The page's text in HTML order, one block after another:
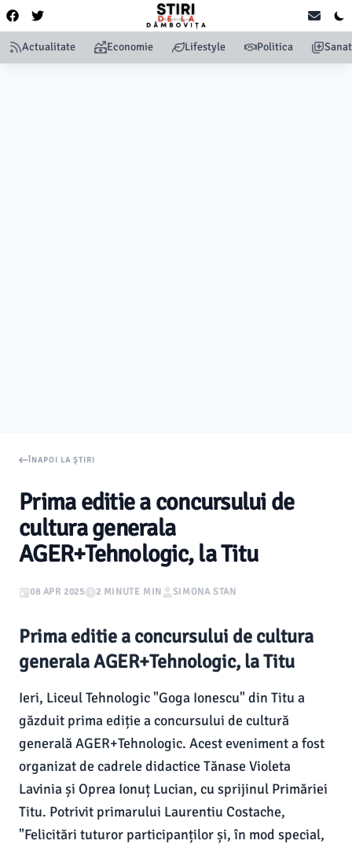
Actualitate Economie Lifestyle Politica
ÎNAPOI LA ȘTIRI
Prima editie a concursului de
cultura generala
AGER+Tehnologic, la Titu
08 APR 2025 2 MINUTE MIN SIMONA STAN
Prima editie a concursului de cultura
generala AGER+Tehnologic, la Titu
Ieri, Liceul Tehnologic "Goga Ionescu" din Titu a
găzduit prima ediție a concursului de cultură
generală AGER+Tehnologic. Acest eveniment a fost
organizat de cadrele didactice Tănase Violeta
Lavinia și Oprea Ionuț Lucian, cu sprijinul Primăriei
Titu. Potrivit primarului Laurentiu Costache,
"Felicitări tuturor participanților și, în mod special,